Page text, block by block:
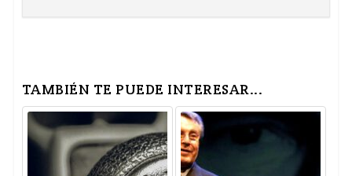
TAMBIÉN TE PUEDE INTERESAR...